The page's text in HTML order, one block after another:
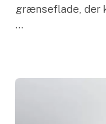
grænseflade, der